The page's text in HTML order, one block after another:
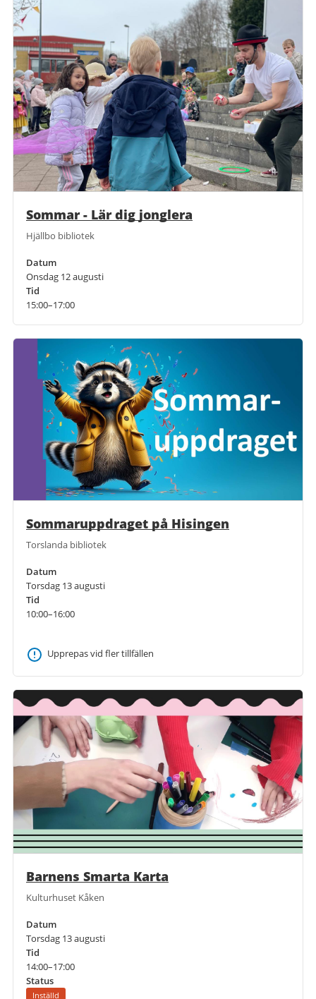
Sommar - Lär dig jonglera
Hjällbo bibliotek
Datum
Onsdag 12 augusti
Tid
15:00–17:00
Sommaruppdraget på Hisingen
Torslanda bibliotek
Datum
Torsdag 13 augusti
Tid
10:00–16:00
Upprepas vid fler tillfällen
Barnens Smarta Karta
Kulturhuset Kåken
Datum
Torsdag 13 augusti
Tid
14:00–17:00
Status
Inställd